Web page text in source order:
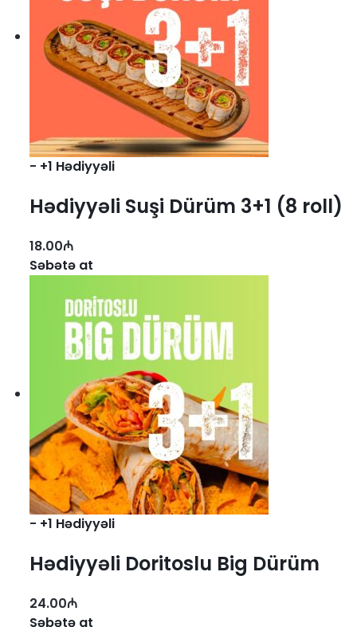
- +1 Hədiyyəli
Hədiyyəli Suşi Dürüm 3+1 (8 roll)
18.00₼
Səbətə at
- +1 Hədiyyəli
Hədiyyəli Doritoslu Big Dürüm
3+1 (165 qr.)
24.00₼
Səbətə at